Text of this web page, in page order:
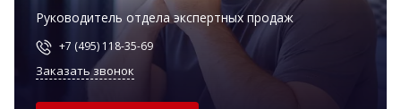
Руководитель отдела экспертных продаж
+7 (495) 118-35-69
Заказать звонок